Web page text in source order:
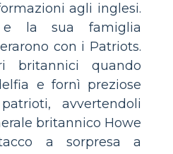
agli inglesi.
e la sua famiglia
con i Patriots.
britannici quando
e fornì preziose
avvertendoli
britannico Howe
a sorpresa a